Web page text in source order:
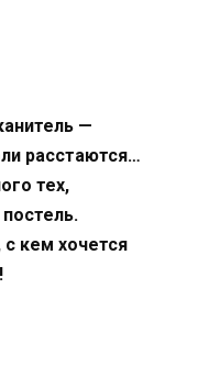
—
расстаются…
тех,
кем хочется